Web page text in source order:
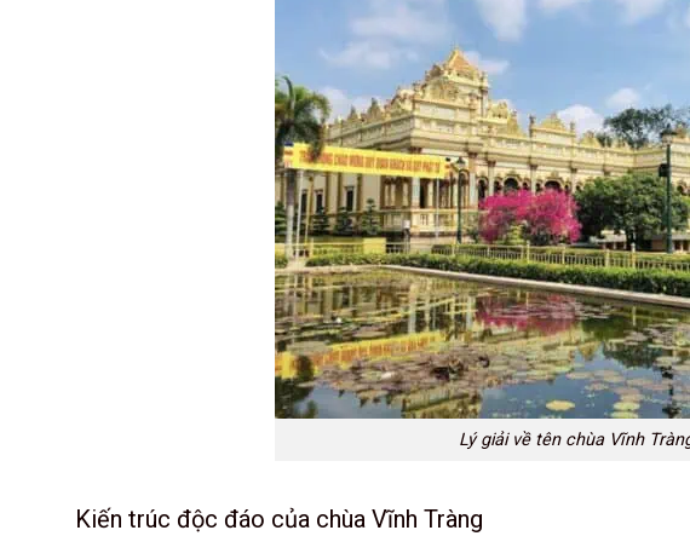
Lý giải về tên chùa Vĩnh
Kiến trúc độc đáo của chùa Vĩnh Tràng